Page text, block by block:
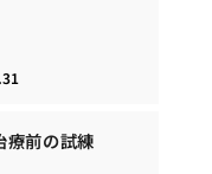
療前の試練